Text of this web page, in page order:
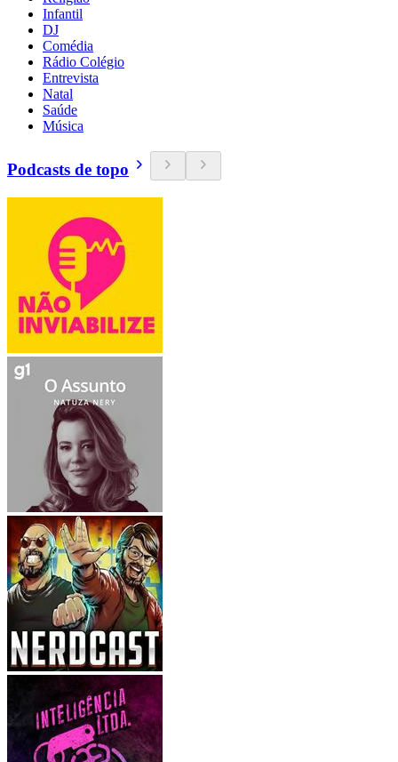
Infantil
DJ
Comédia
Rádio Colégio
Entrevista
Natal
Saúde
Música
Podcasts de topo